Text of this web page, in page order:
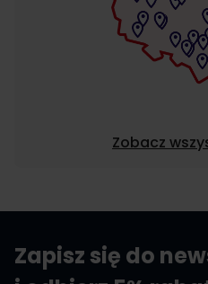
Zobacz
Zapisz się do